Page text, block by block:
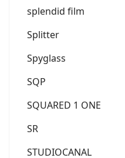
splendid film
Splitter
Spyglass
SQP
SQUARED 1 ONE
SR
STUDIOCANAL